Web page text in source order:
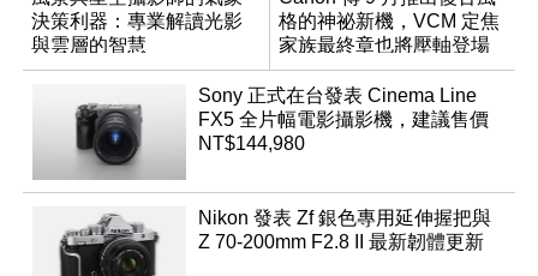
決策利器：專業解讀光影
與雲層的智慧
App「Atmos」登場
格的神祕新機，VCM 定焦
家族最終章也將壓軸登場
Sony 正式在台發表 Cinema Line
FX5 全片幅電影攝影機，建議售價
NT$144,980
Nikon 發表 Zf 銀色專用延伸握把與
Z 70-200mm F2.8 II 最新韌體更新